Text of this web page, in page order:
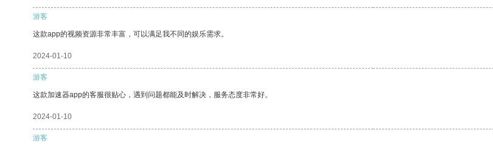
游客
这款app的视频资源非常丰富，可以满足我不同的娱乐需求。
2024-01-10
游客
这款加速器app的客服很贴心，遇到问题都能及时解决，服务态度非常好。
2024-01-10
游客